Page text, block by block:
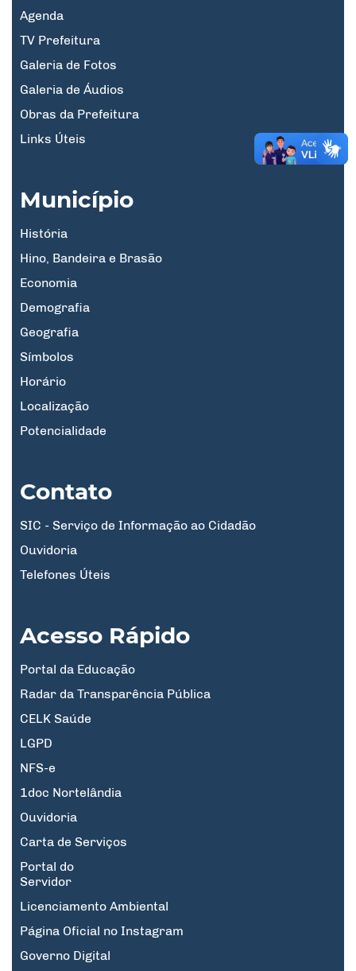
Agenda
TV Prefeitura
Galeria de Fotos
Galeria de Áudios
Obras da Prefeitura
Links Úteis
Município
História
Hino, Bandeira e Brasão
Economia
Demografia
Geografia
Símbolos
Horário
Localização
Potencialidade
Contato
SIC - Serviço de Informação ao Cidadão
Ouvidoria
Telefones Úteis
Acesso Rápido
Portal da Educação
Radar da Transparência Pública
CELK Saúde
LGPD
NFS-e
1doc Nortelândia
Ouvidoria
Carta de Serviços
Portal do
Servidor
Licenciamento Ambiental
Página Oficial no Instagram
Governo Digital